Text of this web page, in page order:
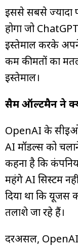
इससे सबसे ज्यादा
होगा जो
इस्तेमाल करके अपने
कम कीमतों का
इस्तेमाल।
सैम ऑल्टमैन ने
OpenAI के
AI मॉडल्स को
कहना है कि
महंगे AI सिस्टम
दिया था कि यूजर्स
तलाशे जा रहे हैं।
दरअसल,